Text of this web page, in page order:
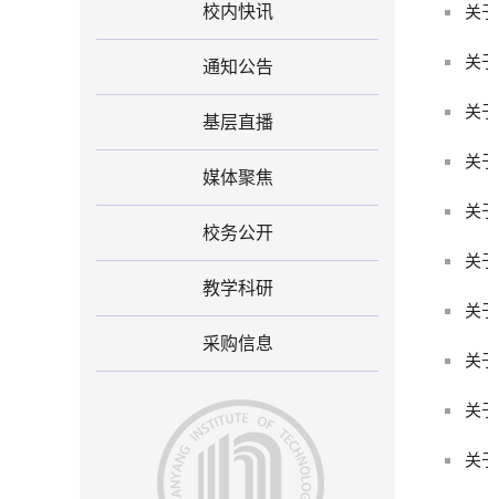
校内快讯
通知公告
基层直播
媒体聚焦
校务公开
教学科研
采购信息
关
关
关
关
关
关
关
关
关
关